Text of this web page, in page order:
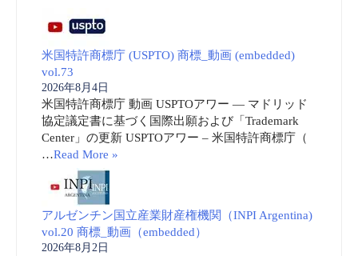
米国特許商標庁 (USPTO) 商標_動画 (embedded)
vol.73
2026年8月4日
米国特許商標庁 動画 USPTOアワー ― マドリッド
協定議定書に基づく国際出願および「Trademark
Center」の更新 USPTOアワー – 米国特許商標庁（
…Read More »
アルゼンチン国立産業財産権機関（INPI Argentina)
vol.20 商標_動画（embedded）
2026年8月2日